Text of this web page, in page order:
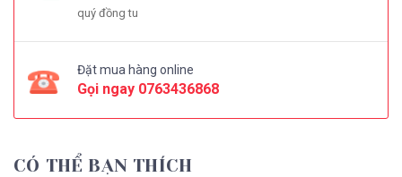
quý đồng tu
Đặt mua hàng online
Gọi ngay 0763436868
CÓ THỂ BẠN THÍCH